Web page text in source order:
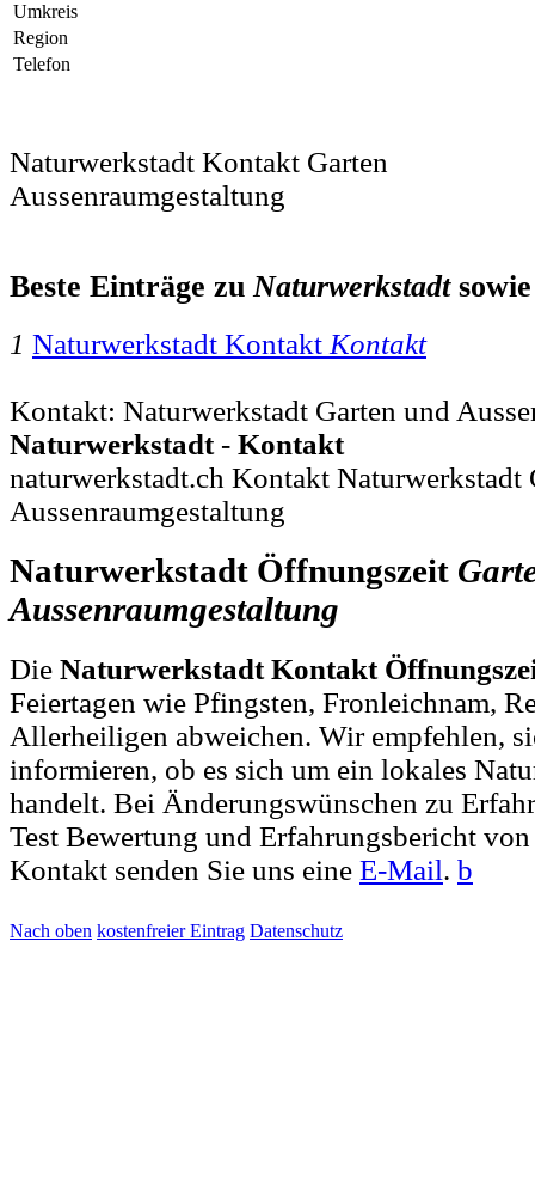
Umkreis
Region
Telefon
Naturwerkstadt Kontakt Garten
Aussenraumgestaltung
Beste Einträge zuNaturwerkstadt
1 Naturwerkstadt Kontakt Kontakt
Kontakt: Naturwerkstadt Garten und
Naturwerkstadt- Kontakt
naturwerkstadt.ch Kontakt Naturwerkstadt
Aussenraumgestaltung
Naturwerkstadt Öffnungszeit
Aussenraumgestaltung
Die Naturwerkstadt Kontakt
Feiertagen wie Pfingsten, Fronleichnam,
Allerheiligen abweichen. Wir empfehlen,
informieren, ob es sich um ein lokales
handelt. Bei Änderungswünschen zu
Test Bewertung und Erfahrungsbericht
Kontakt senden Sie uns eine E-Mail. b
Nach oben kostenfreier Eintrag Datenschutz